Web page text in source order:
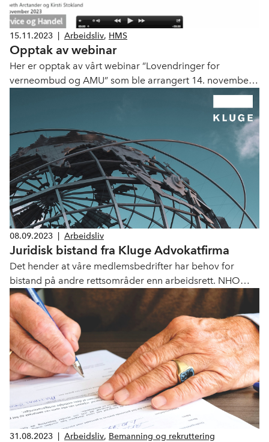
15.11.2023 Arbeidsliv, HMS
Opptak av webinar
Her er opptak av vårt webinar ”Lovendringer for
verneombud og AMU” som ble arrangert 14. november
2023. Krever innlogging. Samme brukernavn og passord
08.09.2023 Arbeidsliv
Juridisk bistand fra Kluge Advokatfirma
Det hender at våre medlemsbedrifter har behov for
bistand på andre rettsområder enn arbeidsrett. NHO
Service og Handels hadde gode erfaringer med
samarbeidet som ble inngått med advokatfirmaet Kluge
under pandemien. Nå har vi inngått en ny rammeavtale
med advokatfirmaet CMS Kluge AS som fortsatt sikrer
medlemsbedriftene juridisk bistand til gunstige
betingelser.
31.08.2023 Arbeidsliv, Bemanning og rekruttering